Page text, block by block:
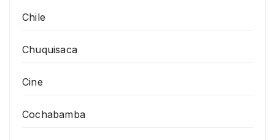
Chile
Chuquisaca
Cine
Cochabamba